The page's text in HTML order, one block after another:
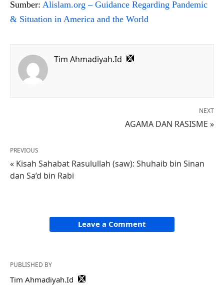
Sumber: Alislam.org – Guidance Regarding Pandemic
& Situation in America and the World
Tim Ahmadiyah.Id
NEXT
AGAMA DAN RASISME »
PREVIOUS
« Kisah Sahabat Rasulullah (saw): Shuhaib bin Sinan
dan Sa’d bin Rabi
Leave a Comment
PUBLISHED BY
Tim Ahmadiyah.Id